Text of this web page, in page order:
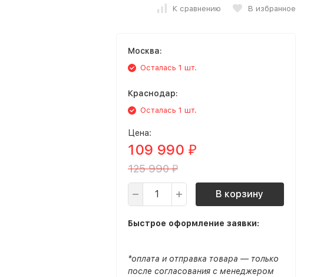
К сравнению В избранное
Москва:
Осталась 1 шт.
Краснодар:
Осталась 1 шт.
Цена:
109 990 ₽
125 990₽
В корзину
Быстрое оформление заявки:
*оплата и отправка товара — только
после согласования с менеджером